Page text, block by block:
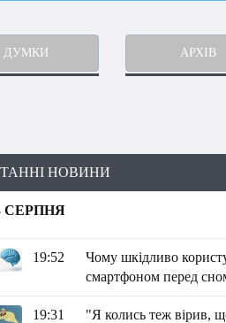
ДУМКИ АРХІВ
НОВИНИ
СЕРПНЯ
19:52
Чому шкідливо
смартфоном перед
19:31
"Я колись теж вірив,